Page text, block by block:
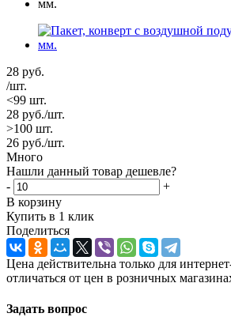
28 руб.
/шт.
<99 шт.
28 руб./шт.
>100 шт.
26 руб./шт.
Много
Нашли данный товар дешевле?
-
+
В корзину
Купить в 1 клик
Поделиться
Цена действительна только для
отличаться от цен в розничных
Задать вопрос